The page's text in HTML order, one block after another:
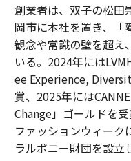
創業者は、双子の松田
岡市に本社を置き、「
観念や常識の壁を超え
いる。2024年には
ee Experience,
賞、2025年には
Change」ゴールドを
ファッションウィーク
ラルボニー財団を設立